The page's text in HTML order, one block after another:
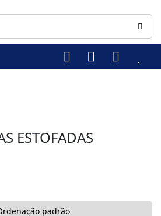
ESTOFADAS